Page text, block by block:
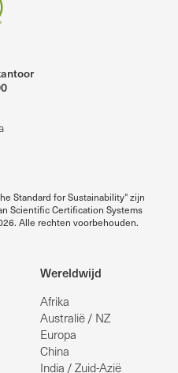
Standard for Sustainability" zijn
Scientific Certification Systems
Alle rechten voorbehouden.
Wereldwijd
Afrika
Australië / NZ
Europa
China
India / Zuid-Azië